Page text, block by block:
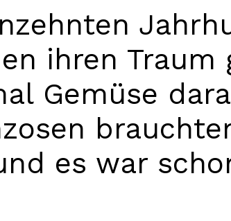
ihren Traum
Gemüse
es war